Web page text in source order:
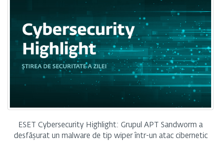
ESET Cybersecurity Highlight: Grupul APT Sandworm a
desfășurat un malware de tip wiper într-un atac cibernetic